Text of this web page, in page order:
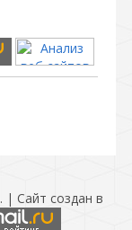
. | Сайт создан в